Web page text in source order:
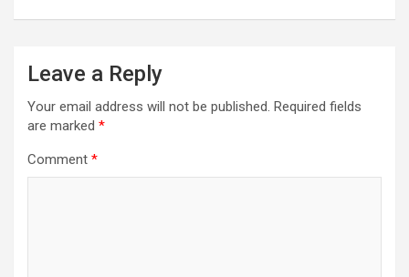
Leave a Reply
Your email address will not be published. Required fields
are marked *
Comment *